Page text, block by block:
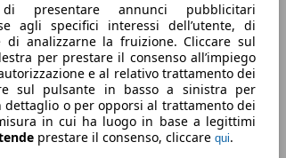
presentare annunci pubblicitari
agli specifici interessi dell’utente, di
di analizzarne la fruizione. Cliccare sul
per prestare il consenso all’impiego
e al relativo trattamento dei
sul pulsante in basso a sinistra per
dettaglio o per opporsi al trattamento dei
in cui ha luogo in base a legittimi
prestare il consenso, cliccare qui.